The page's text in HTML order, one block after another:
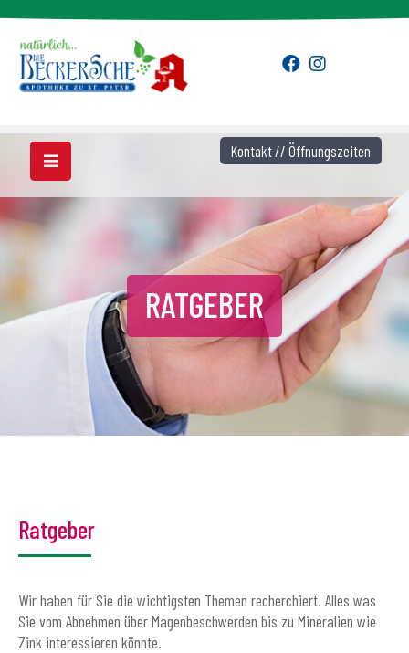
RATGEBER
Ratgeber
Wir haben für Sie die wichtigsten Themen recherchiert. Alles was
Sie vom Abnehmen über Magenbeschwerden bis zu Mineralien wie
Zink interessieren könnte.
Kontakt // Öffnungszeiten